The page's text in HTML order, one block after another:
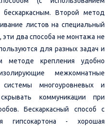
Второй метод
листов на специальный
два способа не монтажа не
для разных задач и
методе крепления удобно
межкомнатные
системы многоуровневых и
коммуникации при
Бескаркасный способ с
гипсокартона - хорошая